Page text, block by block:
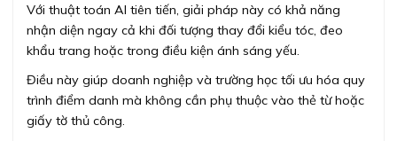
Với thuật toán AI tiên tiến, giải pháp này có khả năng
nhận diện ngay cả khi đối tượng thay đổi kiểu tóc, đeo
khẩu trang hoặc trong điều kiện ánh sáng yếu.
Điều này giúp doanh nghiệp và trường học tối ưu hóa quy
trình điểm danh mà không cần phụ thuộc vào thẻ từ hoặc
giấy tờ thủ công.